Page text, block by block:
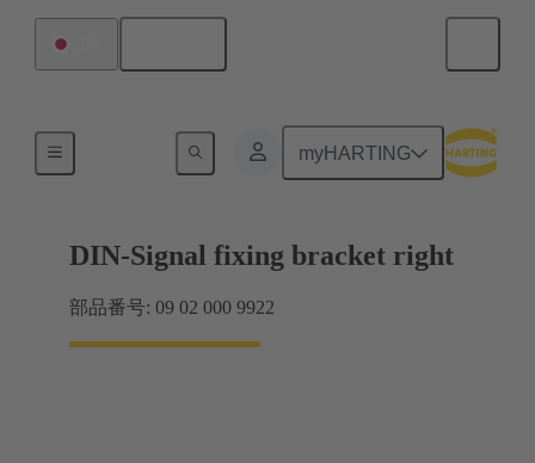
myHARTING
DIN-Signal fixing bracket right
部品番号: 09 02 000 9922